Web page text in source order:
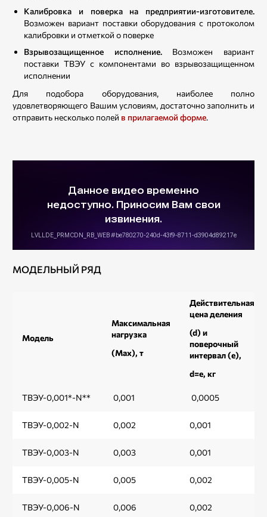
Калибровка и поверка на предприятии-изготовителе.
Возможен вариант поставки оборудования с протоколом
калибровки и отметкой о поверке
Взрывозащищенное исполнение.Возможен вариант
поставки ТВЭУ с компонентами во взрывозащищенном
исполнении
Для подобора оборудования, наиболее полно
удовлетворяющего Вашим условиям, достаточно заполнить и
отправить несколько полей в прилагаемой форме.
МОДЕЛЬНЫЙ РЯД
Модель
Максимальная
нагрузка
(Мах), т
Действительная
цена деления
(d) и
поверочный
интервал (e),
d=e, кг
ТВЭУ-0,001*-N** 0,001 0,0005
ТВЭУ-0,002-N 0,002 0,001
ТВЭУ-0,003-N 0,003 0,001
ТВЭУ-0,005-N 0,005 0,002
ТВЭУ-0,006-N 0,006 0,002